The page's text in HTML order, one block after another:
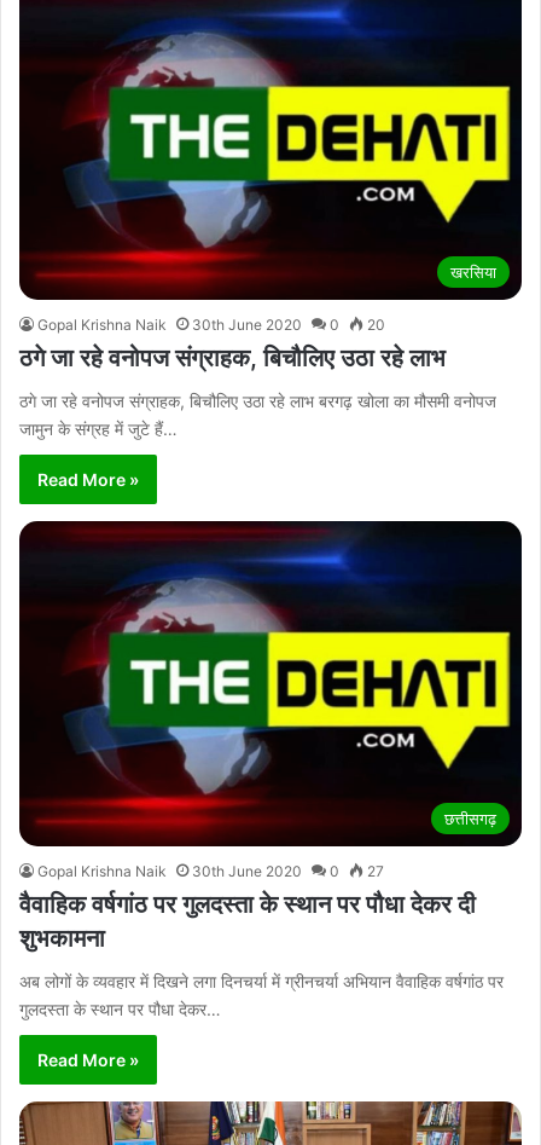
खरसिया
Gopal Krishna Naik 30th June 2020 0 20
ठगे जा रहे वनोपज संग्राहक, बिचौलिए उठा रहे लाभ
ठगे जा रहे वनोपज संग्राहक, बिचौलिए उठा रहे लाभ बरगढ़ खोला का मौसमी वनोपज
जामुन के संग्रह में जुटे हैं…
Read More »
छत्तीसगढ़
Gopal Krishna Naik 30th June 2020 0 27
वैवाहिक वर्षगांठ पर गुलदस्ता के स्थान पर पौधा देकर दी
शुभकामना
अब लोगों के व्यवहार में दिखने लगा दिनचर्या में ग्रीनचर्या अभियान वैवाहिक वर्षगांठ पर
गुलदस्ता के स्थान पर पौधा देकर…
Read More »